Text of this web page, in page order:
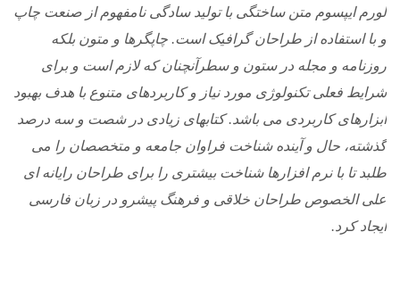
لورم ایپسوم متن ساختگی با تولید سادگی نامفهوم از صنعت چاپ
و با استفاده از طراحان گرافیک است. چاپگرها و متون بلکه
روزنامه و مجله در ستون و سطرآنچنان که لازم است و برای
شرایط فعلی تکنولوژی مورد نیاز و کاربردهای متنوع با هدف بهبود
ابزارهای کاربردی می باشد. کتابهای زیادی در شصت و سه درصد
گذشته، حال و آینده شناخت فراوان جامعه و متخصصان را می
طلبد تا با نرم افزارها شناخت بیشتری را برای طراحان رایانه ای
علی الخصوص طراحان خلاقی و فرهنگ پیشرو در زبان فارسی
ایجاد کرد.